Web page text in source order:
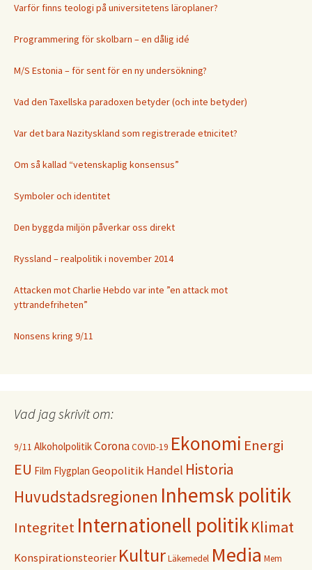
Varför finns teologi på universitetens läroplaner?
Programmering för skolbarn – en dålig idé
M/S Estonia – för sent för en ny undersökning?
Vad den Taxellska paradoxen betyder (och inte betyder)
Var det bara Nazityskland som registrerade etnicitet?
Om så kallad “vetenskaplig konsensus”
Symboler och identitet
Den byggda miljön påverkar oss direkt
Ryssland – realpolitik i november 2014
Attacken mot Charlie Hebdo var inte ”en attack mot
yttrandefriheten”
Nonsens kring 9/11
Vad jag skrivit om:
9/11 AlkoholpolitikCoronaCOVID-19 Ekonomi Energi
EU Film Flygplan Geopolitik Handel Historia
Huvudstadsregionen Inhemsk politik
Integritet Internationell politikKlimat
Konspirationsteorier KulturLäkemedel Media Mem